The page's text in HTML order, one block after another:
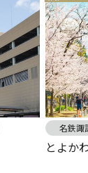
名鉄諏
とよか